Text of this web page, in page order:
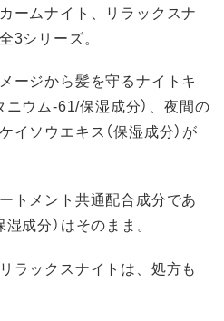
ームナイト、リラックスナ
3シリーズ。
ージから髪を守るナイトキ
ニウム-61/保湿成分）、夜間の
ソウエキス（保湿成分）が
トメント共通配合成分であ
成分）はそのまま。
ラックスナイトは、処方も